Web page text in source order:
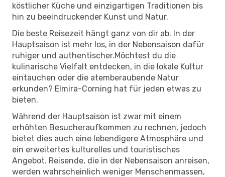
köstlicher Küche und einzigartigen Traditionen bis
hin zu beeindruckender Kunst und Natur.
Die beste Reisezeit hängt ganz von dir ab. In der
Hauptsaison ist mehr los, in der Nebensaison dafür
ruhiger und authentischer.Möchtest du die
kulinarische Vielfalt entdecken, in die lokale Kultur
eintauchen oder die atemberaubende Natur
erkunden? Elmira-Corning hat für jeden etwas zu
bieten.
Während der Hauptsaison ist zwar mit einem
erhöhten Besucheraufkommen zu rechnen, jedoch
bietet dies auch eine lebendigere Atmosphäre und
ein erweitertes kulturelles und touristisches
Angebot. Reisende, die in der Nebensaison anreisen,
werden wahrscheinlich weniger Menschenmassen,